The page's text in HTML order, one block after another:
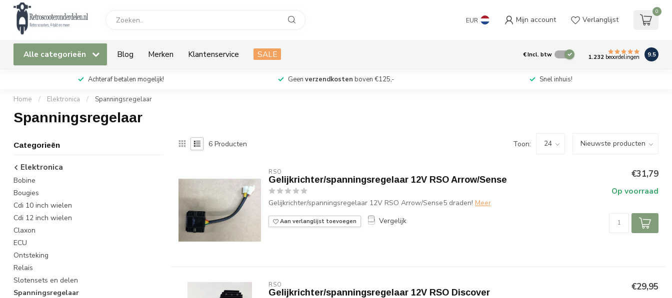
EUR Mijn account Verlanglijst
0
Alle categorieën Blog Merken Klantenservice SALE €Incl. btw 1.232 beoordelingen 9.5
Achteraf betalen mogelijk! Geen verzendkosten boven €125,- Snel inhuis!
Home / Elektronica / Spanningsregelaar
Spanningsregelaar
Categorieën
Elektronica
Bobine
Bougies
Cdi 10 inch wielen
Cdi 12 inch wielen
Claxon
ECU
Ontsteking
Relais
Slotensets en delen
Spanningsregelaar
6 Producten Toon:
RSO
Gelijkrichter/spanningsregelaar 12V RSO Arrow/Sense
Gelijkrichter/spanningsregelaar 12V RSO Arrow/Sense5 draden! Meer
Aan verlanglijst toevoegen Vergelijk
€31,79
Op voorraad
RSO
Gelijkrichter/spanningsregelaar 12V RSO Discover €29,95